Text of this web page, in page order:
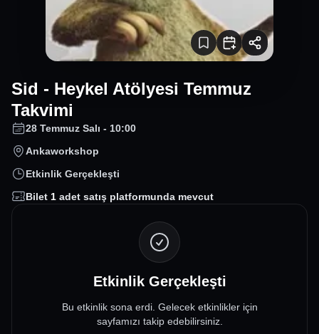
Sid - Heykel Atölyesi Temmuz
Takvimi
28 Temmuz Salı - 10:00
Ankaworkshop
Etkinlik Gerçekleşti
Bilet 1 adet satış platformunda mevcut
Etkinlik Gerçekleşti
Bu etkinlik sona erdi. Gelecek etkinlikler için
sayfamızı takip edebilirsiniz.